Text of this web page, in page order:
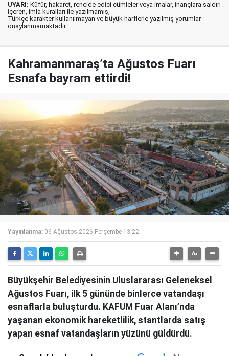
UYARI: Küfür, hakaret, rencide edici cümleler veya imalar, inançlara saldırı
içeren, imla kuralları ile yazılmamış,
Türkçe karakter kullanılmayan ve büyük harflerle yazılmış yorumlar
onaylanmamaktadır.
Kahramanmaraş’ta Ağustos Fuarı
Esnafa bayram ettirdi!
Yayınlanma: 06 Ağustos 2026 Perşembe 13:22
Büyükşehir Belediyesinin Uluslararası Geleneksel
Ağustos Fuarı, ilk 5 gününde binlerce vatandaşı
esnaflarla buluşturdu. KAFUM Fuar Alanı’nda
yaşanan ekonomik hareketlilik, stantlarda satış
yapan esnaf vatandaşların yüzünü güldürdü.